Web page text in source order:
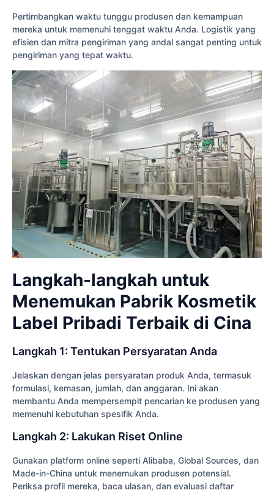
Pertimbangkan waktu tunggu produsen dan kemampuan
mereka untuk memenuhi tenggat waktu Anda. Logistik yang
efisien dan mitra pengiriman yang andal sangat penting untuk
pengiriman yang tepat waktu.
Langkah-langkah untuk
Menemukan Pabrik Kosmetik
Label Pribadi Terbaik di Cina
Langkah 1: Tentukan Persyaratan Anda
Jelaskan dengan jelas persyaratan produk Anda, termasuk
formulasi, kemasan, jumlah, dan anggaran. Ini akan
membantu Anda mempersempit pencarian ke produsen yang
memenuhi kebutuhan spesifik Anda.
Langkah 2: Lakukan Riset Online
Gunakan platform online seperti Alibaba, Global Sources, dan
Made-in-China untuk menemukan produsen potensial.
Periksa profil mereka, baca ulasan, dan evaluasi daftar